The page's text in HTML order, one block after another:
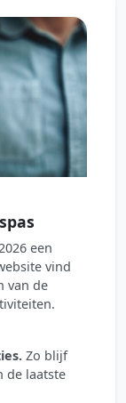
een
vind
van de
Zo blijf
de laatste